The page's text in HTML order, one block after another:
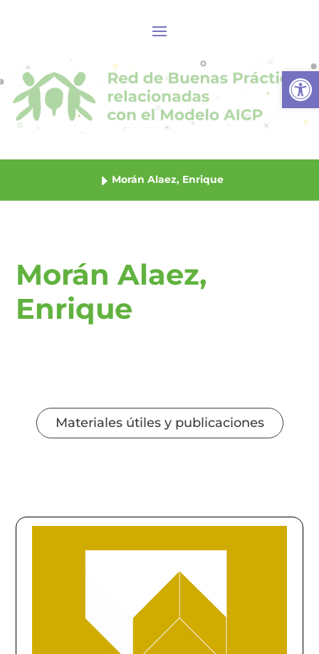
Morán Alaez, Enrique
Morán Alaez,
Enrique
Materiales útiles y publicaciones